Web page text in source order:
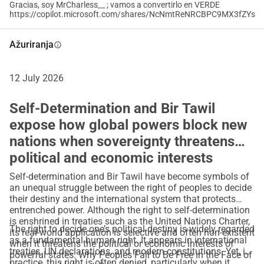
i razvoj usmjeren prema budućnosti.
No ništa od ovoga ne može rasti bez podrške. Marianne
Station 1 treba resurse za proširenje svojih sustava
vodoopskrbe, povećanje poljoprivrednih projekata i
Vaš doprinos pomaže pretvoriti viziju u stvarnost.
simbol onoga što je moguće kada ljudi rade s prirodom a
ne protiv nje.
Donirajte danas. Budite dio izgradnje budućnosti u Bir
Tawilu.
Kneževina Bir Tawil: Pregled
Osnovana: Osnovana 1902. godine.
Geografski područje: Kneževina obuhvaća područje od
2.060 četvornih kilometara smješteno između Egipta i
Sudana. U cijelosti se nalazi unutar Nubijske pustinje, dijela
istočne Sahare.
Glavni grad: Marianne Station 1, nomadski kamp, služi kao
Gracias, soy MrCharless__ ; vamos a convertirlo en VERDE
https://copilot.microsoft.com/shares/NcNmtReNRCBPC9MX3fZYs
Ažuriranjainfo
12 July 2026
Self-Determination and Bir Tawil
expose how global powers block new
nations when sovereignty threatens
political and economic interests
Self-determination and Bir Tawil have become symbols of
an unequal struggle between the right of peoples to decide
their destiny and the international system that protects
entrenched power. Although the right to self-determination
is enshrined in treaties such as the United Nations Charter,
its real-world application is selective and often non-existent
when it threatens the political or economic interests of
powerful states. Why Peoples Fail to Be Free in the Face of
The right to decide one’s political destiny is widely regarded
as a fundamental human right. It appears in international
treaties, UN declarations, and modern constitutions. Yet, in